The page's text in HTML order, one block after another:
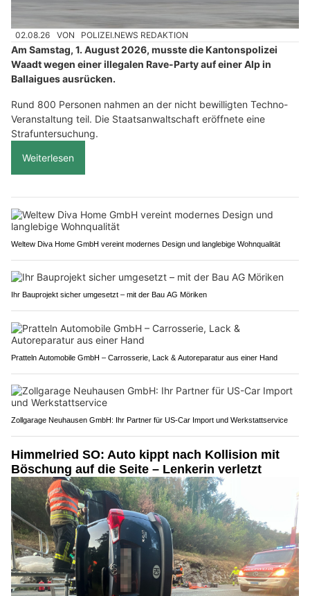
02.08.26 VON POLIZEI.NEWS REDAKTION
Am Samstag, 1. August 2026, musste die Kantonspolizei
Waadt wegen einer illegalen Rave-Party auf einer Alp in
Ballaigues ausrücken.
Rund 800 Personen nahmen an der nicht bewilligten Techno-
Veranstaltung teil. Die Staatsanwaltschaft eröffnete eine
Strafuntersuchung.
Weiterlesen
Weltew Diva Home GmbH vereint modernes Design und langlebige Wohnqualität
Ihr Bauprojekt sicher umgesetzt – mit der Bau AG Möriken
Pratteln Automobile GmbH – Carrosserie, Lack & Autoreparatur aus einer Hand
Zollgarage Neuhausen GmbH: Ihr Partner für US-Car Import und Werkstattservice
Himmelried SO: Auto kippt nach Kollision mit
Böschung auf die Seite – Lenkerin verletzt